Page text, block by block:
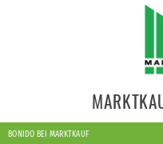
BONIDO BEI MARKTKAUF